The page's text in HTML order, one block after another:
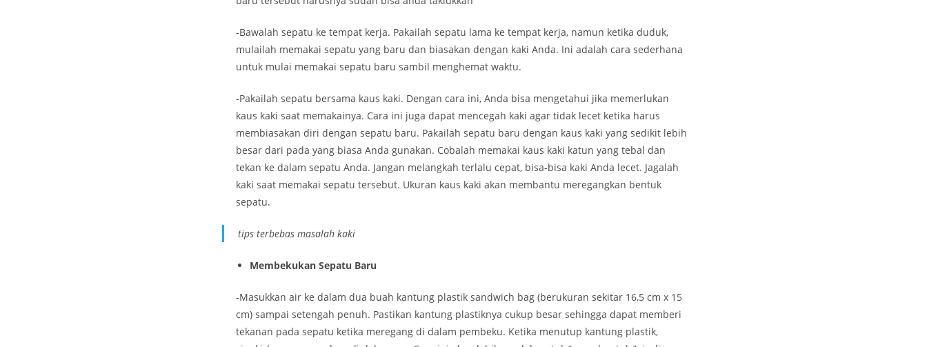
-Bawalah sepatu ke tempat kerja. Pakailah sepatu lama ke tempat kerja, namun ketika duduk,
mulailah memakai sepatu yang baru dan biasakan dengan kaki Anda. Ini adalah cara sederhana
untuk mulai memakai sepatu baru sambil menghemat waktu.
-Pakailah sepatu bersama kaus kaki. Dengan cara ini, Anda bisa mengetahui jika memerlukan
kaus kaki saat memakainya. Cara ini juga dapat mencegah kaki agar tidak lecet ketika harus
membiasakan diri dengan sepatu baru. Pakailah sepatu baru dengan kaus kaki yang sedikit lebih
besar dari pada yang biasa Anda gunakan. Cobalah memakai kaus kaki katun yang tebal dan
tekan ke dalam sepatu Anda. Jangan melangkah terlalu cepat, bisa-bisa kaki Anda lecet. Jagalah
kaki saat memakai sepatu tersebut. Ukuran kaus kaki akan membantu meregangkan bentuk
sepatu.
tips terbebas masalah kaki
Membekukan Sepatu Baru
-Masukkan air ke dalam dua buah kantung plastik sandwich bag (berukuran sekitar 16,5 cm x 15
cm) sampai setengah penuh. Pastikan kantung plastiknya cukup besar sehingga dapat memberi
tekanan pada sepatu ketika meregang di dalam pembeku. Ketika menutup kantung plastik,